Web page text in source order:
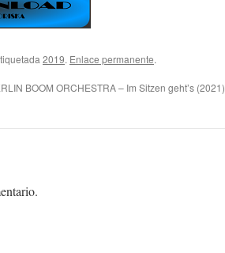
2019. Enlace permanente.
BOOM ORCHESTRA – Im Sitzen geht’s (2021)